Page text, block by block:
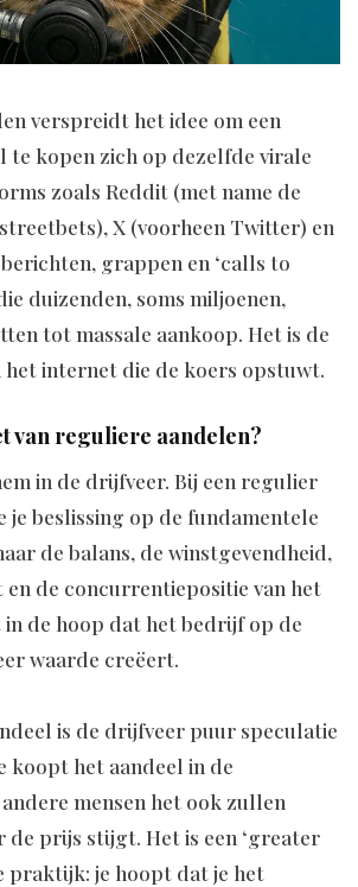
verspreidt het idee om een
te kopen zich op dezelfde virale
zoals Reddit (met name de
X (voorheen Twitter) en
grappen en ‘calls to
duizenden, soms miljoenen,
tot massale aankoop. Het is de
internet die de koers opstuwt.
van reguliere aandelen?
in de drijfveer. Bij een regulier
je beslissing op de fundamentele
de balans, de winstgevendheid,
en de concurrentiepositie van het
de hoop dat het bedrijf op de
waarde creëert.
is de drijfveer puur speculatie
koopt het aandeel in de
mensen het ook zullen
de prijs stijgt. Het is een ‘greater
praktijk: je hoopt dat je het